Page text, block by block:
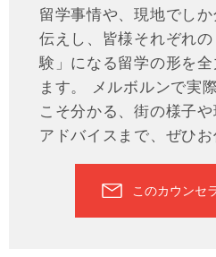
留学事情や、現地でし
伝えし、皆様それぞれ
験」になる留学の形を
ます。 メルボルンで実
こそ分かる、街の様子
アドバイスまで、ぜひお
このカウンセ